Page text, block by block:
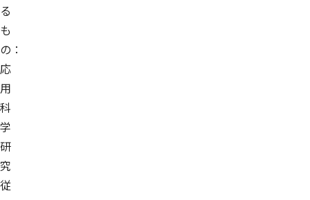
る
も
の：
応
用
科
学
研
究
従